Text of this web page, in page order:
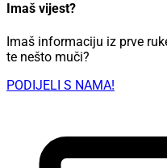
Imaš vijest?
Imaš informaciju iz prve
te nešto muči?
PODIJELI S NAMA!